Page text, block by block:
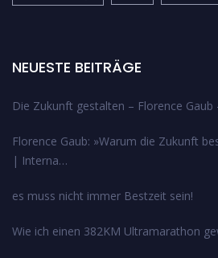
NEUESTE BEITRÄGE
Die Zukunft gestalten – Florence
Florence Gaub: »Warum die Zukunft
| Interna…
es muss nicht immer Bestzeit sein!
Wie ich einen 382KM Ultramarathon